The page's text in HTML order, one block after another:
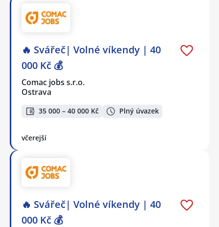
🔥 Svářeč| Volné víkendy | 40
000 Kč 💰
Comac jobs s.r.o.
Ostrava
35 000 – 40 000 Kč Plný úvazek
včerejší
🔥 Svářeč| Volné víkendy | 40
000 Kč 💰